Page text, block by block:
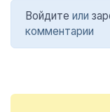
Войдите или
комментарии